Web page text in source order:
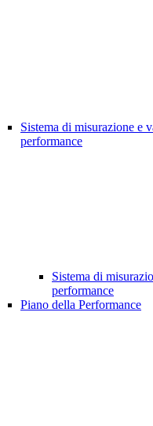
Sistema di misurazione e
performance
Sistema di
performance
Piano della Performance